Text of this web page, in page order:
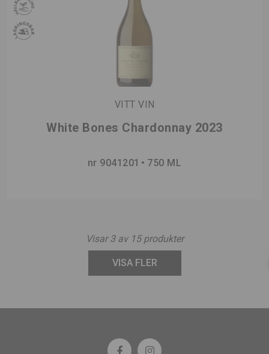
VITT VIN
White Bones Chardonnay 2023
nr 9041201 750 ML
Visar3av 15produkter
VISA FLER